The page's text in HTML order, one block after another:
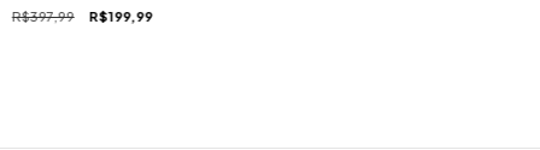
R$397,99 R$199,99